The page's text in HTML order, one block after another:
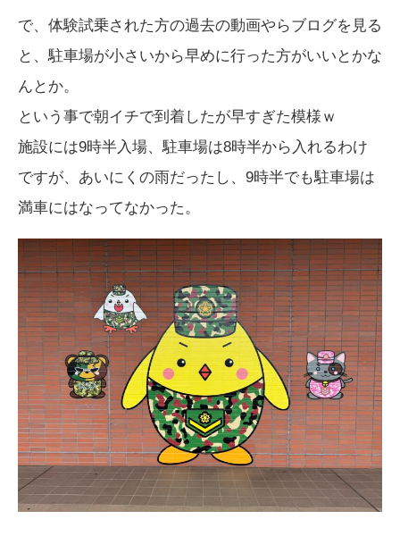
で、体験試乗された方の過去の動画やらブログを見る
と、駐車場が小さいから早めに行った方がいいとかな
んとか。
という事で朝イチで到着したが早すぎた模様ｗ
施設には9時半入場、駐車場は8時半から入れるわけ
ですが、あいにくの雨だったし、9時半でも駐車場は
満車にはなってなかった。